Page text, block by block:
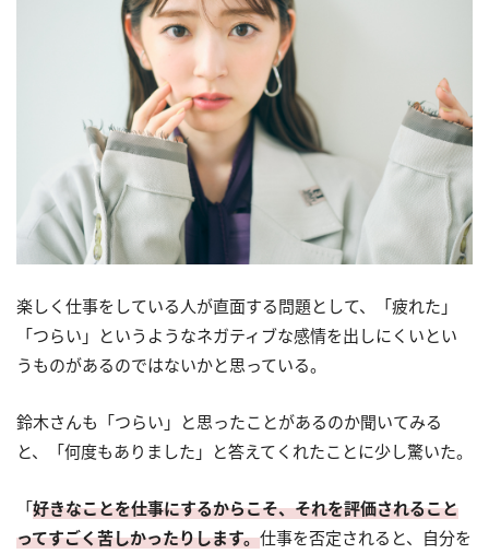
楽しく仕事をしている人が直面する問題として、「疲れた」
「つらい」というようなネガティブな感情を出しにくいとい
うものがあるのではないかと思っている。
鈴木さんも「つらい」と思ったことがあるのか聞いてみる
と、「何度もありました」と答えてくれたことに少し驚いた。
「好きなことを仕事にするからこそ、それを評価されること
ってすごく苦しかったりします。仕事を否定されると、自分を